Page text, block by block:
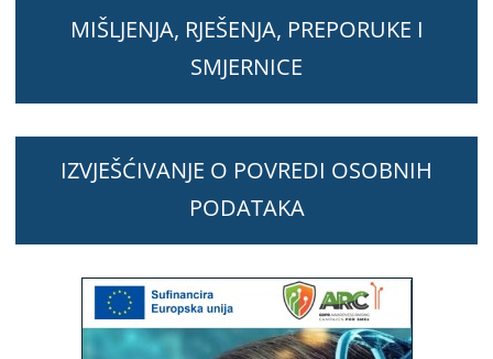
MIŠLJENJA, RJEŠENJA, PREPORUKE I
SMJERNICE
IZVJEŠĆIVANJE O POVREDI OSOBNIH
PODATAKA